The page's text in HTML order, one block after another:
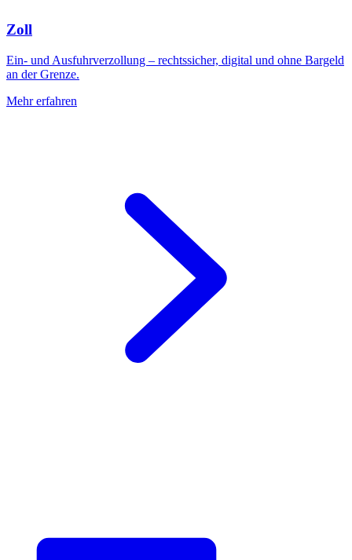
Zoll
Ein- und Ausfuhrverzollung – rechtssicher, digital und ohne Bargeld
an der Grenze.
Mehr erfahren